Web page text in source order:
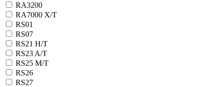
RA3200
RA7000 X/T
RS01
RS07
RS21 H/T
RS23 A/T
RS25 M/T
RS26
RS27